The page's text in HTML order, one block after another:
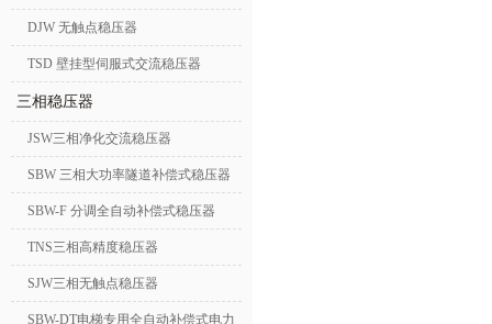
DJW 无触点稳压器
TSD 壁挂型伺服式交流稳压器
三相稳压器
JSW三相净化交流稳压器
SBW 三相大功率隧道补偿式稳压器
SBW-F 分调全自动补偿式稳压器
TNS三相高精度稳压器
SJW三相无触点稳压器
SBW-DT电梯专用全自动补偿式电力